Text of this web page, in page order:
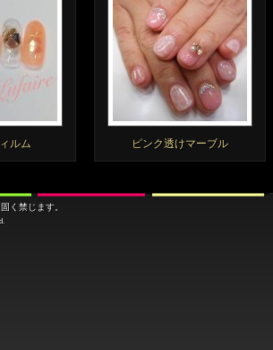
ルム ピンク透けマーブル
く禁じます。